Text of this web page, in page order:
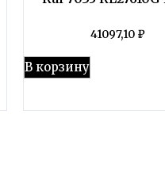
41097,10 ₽
В корзину